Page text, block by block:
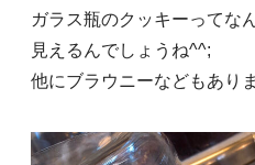
ガラス瓶のクッキーってな
見えるんでしょうね^^;
他にブラウニーなどもあり